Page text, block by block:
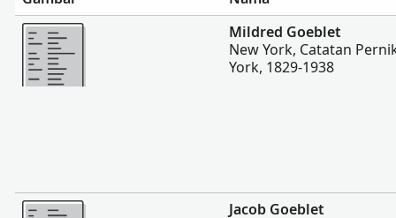
Lebih banyak
Mildred Goeblet
New York, Catatan
York, 1829-1938
Lebih banyak
Jacob Goeblet